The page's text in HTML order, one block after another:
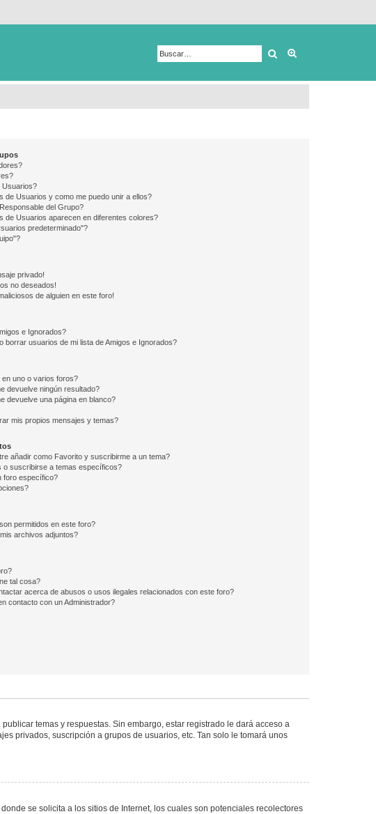
Buscar
Usuarios?
de Usuarios y como me puedo unir a ellos?
del Grupo?
de Usuarios aparecen en diferentes colores?
predeterminado"?
privado!
no deseados!
de alguien en este foro!
e Ignorados?
borrar usuarios de mi lista de Amigos e Ignorados?
uno o varios foros?
devuelve ningún resultado?
devuelve una página en blanco?
mis propios mensajes y temas?
añadir como Favorito y suscribirme a un tema?
o suscribirse a temas específicos?
foro específico?
permitidos en este foro?
archivos adjuntos?
tal cosa?
acerca de abusos o usos ilegales relacionados con este foro?
contacto con un Administrador?
temas y respuestas. Sin embargo, estar registrado le dará acceso a
privados, suscripción a grupos de usuarios, etc. Tan solo le tomará unos
se solicita a los sitios de Internet, los cuales son potenciales recolectores